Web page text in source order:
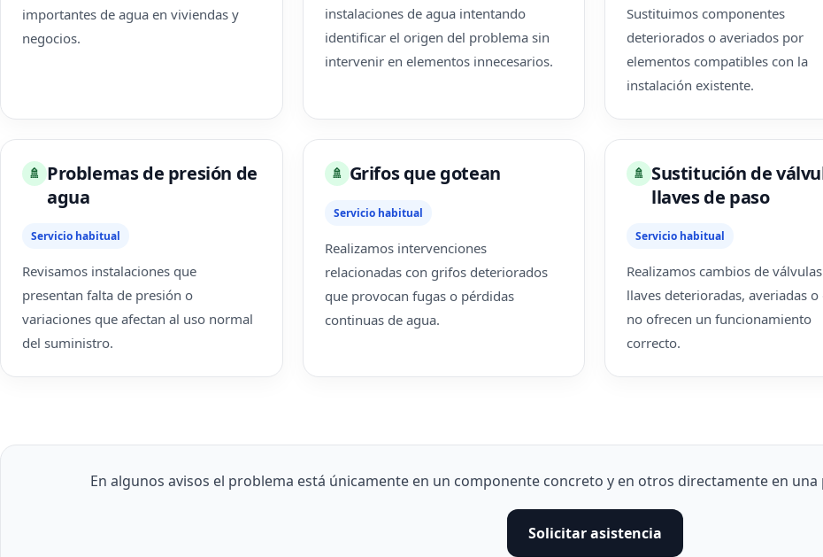
importantes de agua en viviendas y
negocios.
instalaciones de agua intentando
identificar el origen del problema sin
intervenir en elementos innecesarios.
Sustituimos componentes
deteriorados o averiados por
elementos compatibles con la
instalación existente.
🚿 Problemas de presión de
agua
Servicio habitual
Revisamos instalaciones que
presentan falta de presión o
variaciones que afectan al uso normal
del suministro.
🚿 Grifos que gotean
Servicio habitual
Realizamos intervenciones
relacionadas con grifos deteriorados
que provocan fugas o pérdidas
continuas de agua.
🚿 Sustitución de
llaves de paso
Servicio habitual
Realizamos cambios de
llaves deterioradas, averiadas o
no ofrecen un funcionamiento
correcto.
En algunos avisos el problema está únicamente en un componente concreto y en otros directamente en
Solicitar asistencia